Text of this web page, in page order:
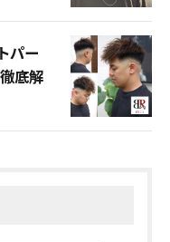
パー
底解